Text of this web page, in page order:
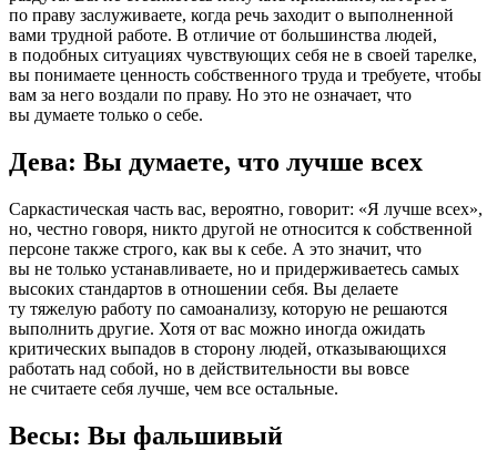
по праву заслуживаете, когда речь заходит о выполненной
вами трудной работе. В отличие от большинства людей,
в подобных ситуациях чувствующих себя не в своей тарелке,
вы понимаете ценность собственного труда и требуете, чтобы
вам за него воздали по праву. Но это не означает, что
вы думаете только о себе.
Дева: Вы думаете, что лучше всех
Саркастическая часть вас, вероятно, говорит: «Я лучше всех»,
но, честно говоря, никто другой не относится к собственной
персоне также строго, как вы к себе. А это значит, что
вы не только устанавливаете, но и придерживаетесь самых
высоких стандартов в отношении себя. Вы делаете
ту тяжелую работу по самоанализу, которую не решаются
выполнить другие. Хотя от вас можно иногда ожидать
критических выпадов в сторону людей, отказывающихся
работать над собой, но в действительности вы вовсе
не считаете себя лучше, чем все остальные.
Весы: Вы фальшивый